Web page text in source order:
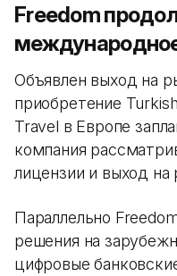
Freedom
Объявлен выход на
приобретение
Travel в Европе
компания
лицензии и выход
Параллельно
решения на
цифровые